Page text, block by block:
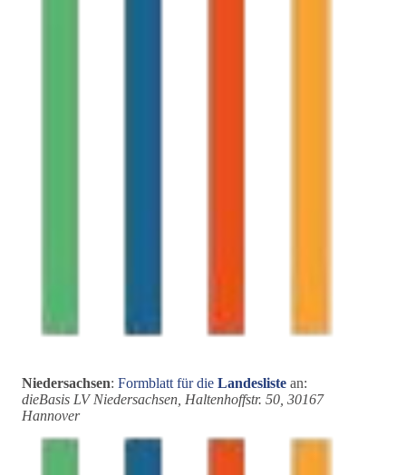
Niedersachsen: Formblatt für die Landesliste an:
dieBasis LV Niedersachsen, Haltenhoffstr. 50, 30167
Hannover